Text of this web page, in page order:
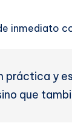
inmediato
práctica y
que